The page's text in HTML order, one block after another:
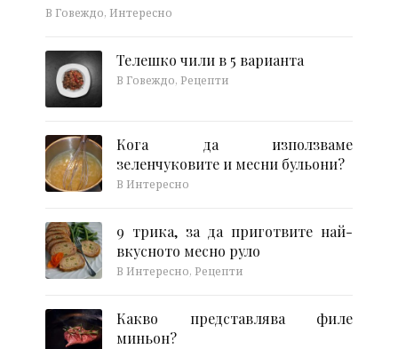
В Говеждо, Интересно
Телешко чили в 5 варианта
В Говеждо, Рецепти
Кога да използваме
зеленчуковите и месни бульони?
В Интересно
9 трика, за да приготвите най-
вкусното месно руло
В Интересно, Рецепти
Какво представлява филе
миньон?